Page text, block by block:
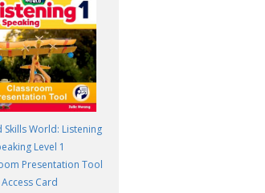
Skills World: Listening
Level 1
Presentation Tool
Card